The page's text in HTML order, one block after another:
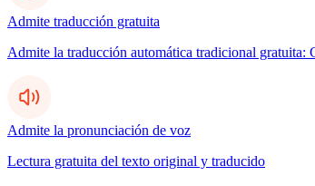
Admite traducción gratuita
Admite la traducción automática tradicional gratuita:
Admite la pronunciación de voz
Lectura gratuita del texto original y traducido